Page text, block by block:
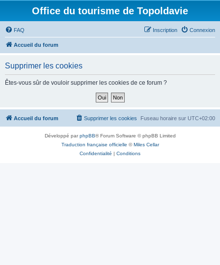
Office du tourisme de Topoldavie
FAQ Connexion
Inscription
Accueil du forum
Supprimer les cookies
Êtes-vous sûr de vouloir supprimer les cookies de ce forum ?
Accueil du forum Fuseau horaire sur UTC+02:00
Supprimer les cookies
Développé parphpBB® Forum Software © phpBB Limited
Traduction française officielle ©Miles Cellar
Confidentialité | Conditions